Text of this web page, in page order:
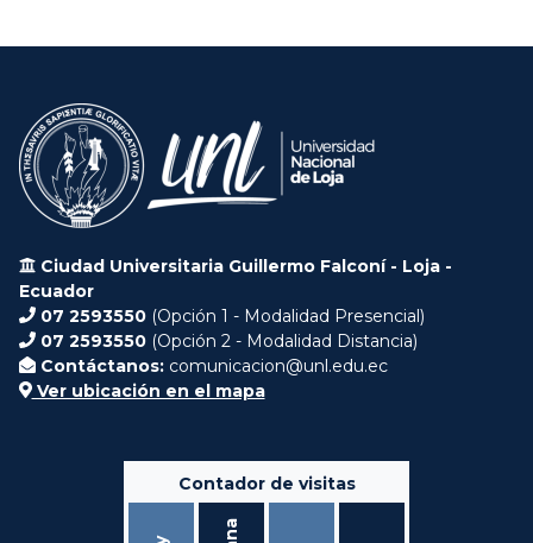
Ciudad Universitaria Guillermo Falconí - Loja -
Ecuador
07 2593550 (Opción 1 - Modalidad Presencial)
07 2593550 (Opción 2 - Modalidad Distancia)
Contáctanos: comunicacion@unl.edu.ec
Ver ubicación en el mapa
Contador de visitas